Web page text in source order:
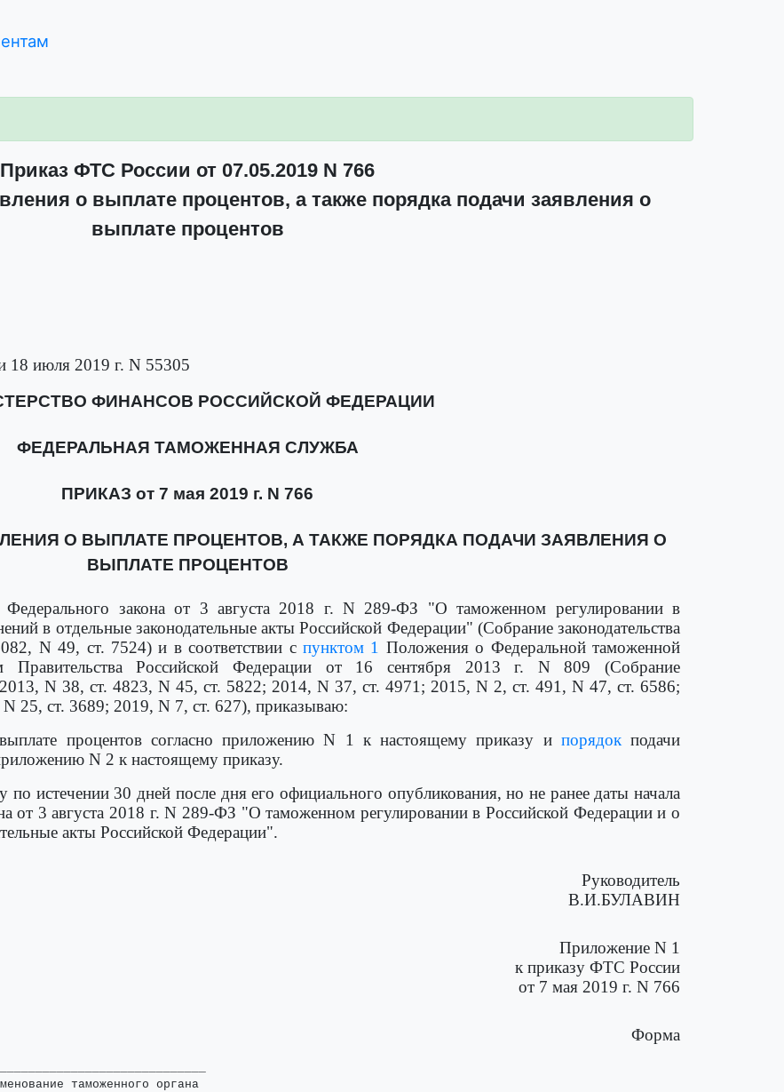
Приказ ФТС России от 07.05.2019 N 766
о выплате процентов, а также порядка подачи заявления о
выплате процентов
18 июля 2019 г. N 55305
ФИНАНСОВ РОССИЙСКОЙ ФЕДЕРАЦИИ
ФЕДЕРАЛЬНАЯ ТАМОЖЕННАЯ СЛУЖБА
ПРИКАЗ от 7 мая 2019 г. N 766
О ВЫПЛАТЕ ПРОЦЕНТОВ, А ТАКЖЕ ПОРЯДКА ПОДАЧИ ЗАЯВЛЕНИЯ О
ВЫПЛАТЕ ПРОЦЕНТОВ
Федерального закона от 3 августа 2018 г. N 289-ФЗ "О таможенном регулировании в
в отдельные законодательные акты Российской Федерации" (Собрание законодательства
N 49, ст. 7524) и в соответствии с пунктом 1 Положения о Федеральной таможенной
Правительства Российской Федерации от 16 сентября 2013 г. N 809 (Собрание
2013, N 38, ст. 4823, N 45, ст. 5822; 2014, N 37, ст. 4971; 2015, N 2, ст. 491, N 47, ст. 6586;
25, ст. 3689; 2019, N 7, ст. 627), приказываю:
процентов согласно приложению N 1 к настоящему приказу и порядокподачи
N 2 к настоящему приказу.
по истечении 30 дней после дня его официального опубликования, но не ранее даты начала
от 3 августа 2018 г. N 289-ФЗ "О таможенном регулировании в Российской Федерации и о
акты Российской Федерации".
Руководитель
В.И.БУЛАВИН
Приложение N 1
к приказу ФТС России
от 7 мая 2019 г. N 766
Форма
таможенного органа